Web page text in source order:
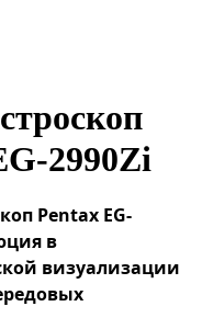
2990Zi
Pentax EG-
в
визуализации